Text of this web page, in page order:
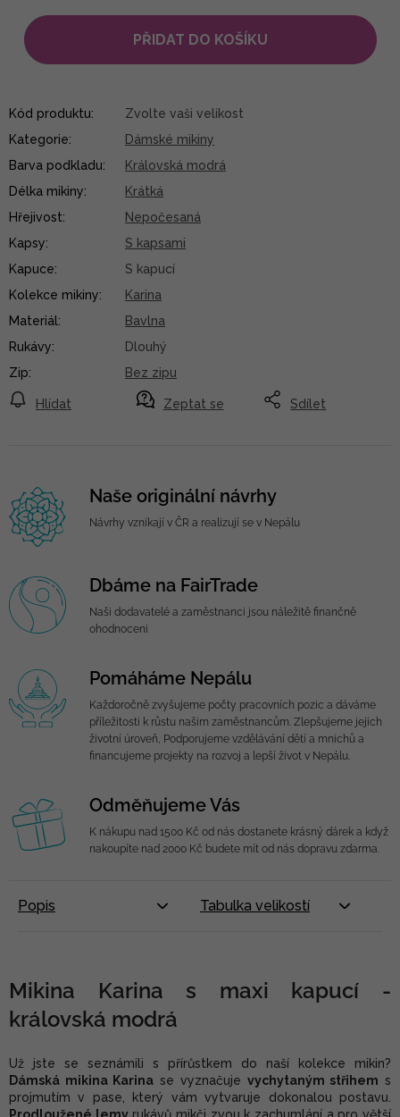
PŘIDAT DO KOŠÍKU
Zeptat se
Hlídat Sdílet
Kód produktu:
Zvolte vaši velikost
Kategorie:
Dámské mikiny
Barva podkladu:
Královská modrá
Délka mikiny:
Krátká
Hřejivost:
Nepočesaná
Kapsy:
S kapsami
Kapuce:
S kapucí
Kolekce mikiny:
Karina
Materiál:
Bavlna
Rukávy:
Dlouhý
Zip: Bez zipu
Naše originální návrhy
Návrhy vznikají v ČR a realizují se v Nepálu
Dbáme na FairTrade
Naši dodavatelé a zaměstnanci jsou náležitě finančně
ohodnoceni
Pomáháme Nepálu
Každoročně zvyšujeme počty pracovních pozic a dáváme
příležitosti k růstu našim zaměstnancům. Zlepšujeme jejich
životní úroveň, Podporujeme vzdělávání dětí a mnichů a
financujeme projekty na rozvoj a lepší život v Nepálu.
Odměňujeme Vás
K nákupu nad 1500 Kč od nás dostanete krásný dárek a když
nakoupíte nad 2000 Kč budete mít od nás dopravu zdarma.
Popis Tabulka velikostí
Mikina Karina s maxi kapucí -
královská modrá
Už jste se seznámili s přírůstkem do naší kolekce mikin?
Dámská mikina Karina se vyznačuje vychytaným střihem s
projmutím v pase, který vám vytvaruje dokonalou postavu.